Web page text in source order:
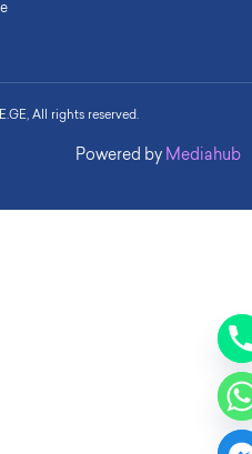
All rights reserved.
Powered by Mediahub